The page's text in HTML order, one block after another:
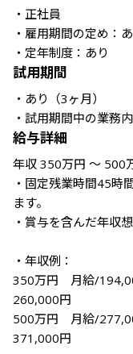
・正社員
・雇用期間の定め：
・定年制度：あり
試用期間
・あり（3ヶ月）
・試用期間中の業務
給与詳細
年収 350万円 〜 500
・固定残業時間45時
ます。
・賞与を含んだ年収想
・年収例：
350万円　月給/
260,000円
500万円　月給/
371,000円